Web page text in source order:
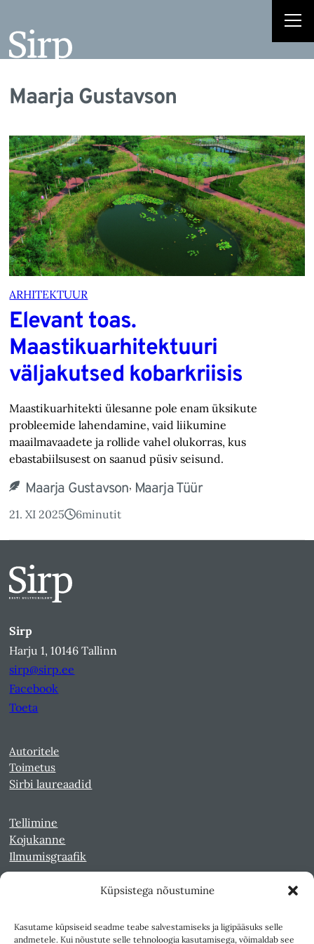
Küpsistega nõustumine
Kasutame küpsiseid seadme teabe salvestamiseks ja ligipääsuks selle
andmetele. Kui nõustute selle tehnoloogia kasutamisega, võimaldab see
Maarja Gustavson
ARHITEKTUUR
Elevant toas.
Maastikuarhitektuuri
väljakutsed kobarkriisis
Maastikuarhitekti ülesanne pole enam üksikute
probleemide lahendamine, vaid liikumine
maailmavaadete ja rollide vahel olukorras, kus
ebastabiilsusest on saanud püsiv seisund.
Maarja Gustavson, Maarja Tüür
21. XI 2025 6minutit
Sirp
Harju 1, 10146 Tallinn
sirp@sirp.ee
Facebook
Toeta
Autoritele
Toimetus
Sirbi laureaadid
Tellimine
Kojukanne
Ilmumisgraafik
Kultuurileht 1994-1997